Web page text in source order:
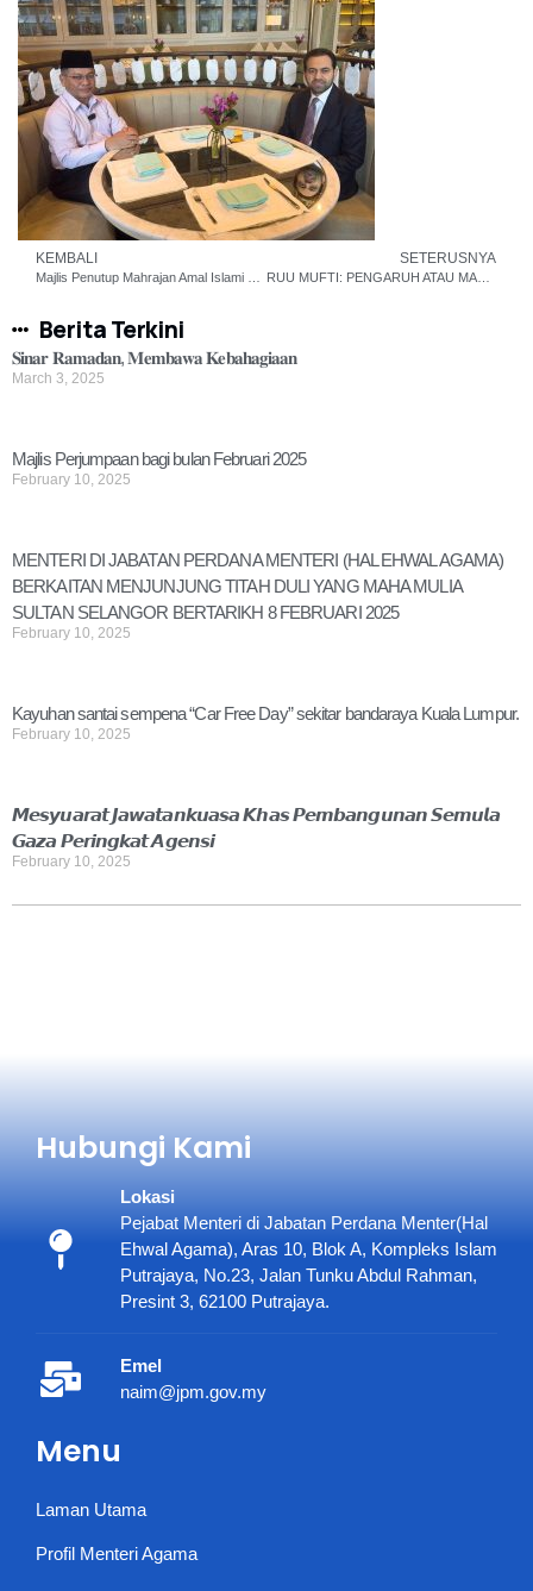
KEMBALI SETERUSNYA
RUU MUFTI: PENGARUH ATAU MASLAHAT?
Berita Terkini
𝐒𝐢𝐧𝐚𝐫 𝐑𝐚𝐦𝐚𝐝𝐚𝐧, 𝐌𝐞𝐦𝐛𝐚𝐰𝐚 𝐊𝐞𝐛𝐚𝐡𝐚𝐠𝐢𝐚𝐚𝐧
March 3, 2025
Majlis Perjumpaan bagi bulan Februari 2025
February 10, 2025
MENTERI DI JABATAN PERDANA MENTERI (HAL EHWAL AGAMA)
BERKAITAN MENJUNJUNG TITAH DULI YANG MAHA MULIA
SULTAN SELANGOR BERTARIKH 8 FEBRUARI 2025
February 10, 2025
Kayuhan santai sempena “Car Free Day” sekitar bandaraya Kuala Lumpur.
February 10, 2025
𝙈𝙚𝙨𝙮𝙪𝙖𝙧𝙖𝙩 𝙅𝙖𝙬𝙖𝙩𝙖𝙣𝙠𝙪𝙖𝙨𝙖 𝙆𝙝𝙖𝙨 𝙋𝙚𝙢𝙗𝙖𝙣𝙜𝙪𝙣𝙖𝙣 𝙎𝙚𝙢𝙪𝙡𝙖
𝙂𝙖𝙯𝙖 𝙋𝙚𝙧𝙞𝙣𝙜𝙠𝙖𝙩 𝘼𝙜𝙚𝙣𝙨𝙞
February 10, 2025
Hubungi Kami
Lokasi
Pejabat Menteri di Jabatan Perdana Menter(Hal
Ehwal Agama), Aras 10, Blok A, Kompleks Islam
Putrajaya, No.23, Jalan Tunku Abdul Rahman,
Presint 3, 62100 Putrajaya.
Emel
naim@jpm.gov.my
Menu
Laman Utama
Profil Menteri Agama